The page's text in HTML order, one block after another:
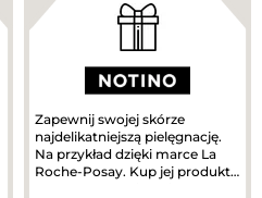
Zapewnij swojej skórze
najdelikatniejszą pielęgnację.
Na przykład dzięki marce La
Roche-Posay. Kup jej produkty